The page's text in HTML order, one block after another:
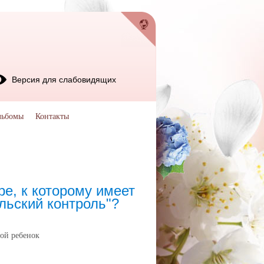
к которому имеет
контроль"?
ребенок
Версия для слабовидящих
Контакты